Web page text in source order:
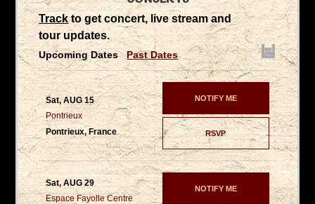
Trackto get concert, live stream and
tour updates.
Upcoming Dates Past Dates
Sat, AUG 15
Pontrieux
Pontrieux, France
RSVP
NOTIFY ME
Sat, AUG 29
Espace Fayolle Centre
NOTIFY ME